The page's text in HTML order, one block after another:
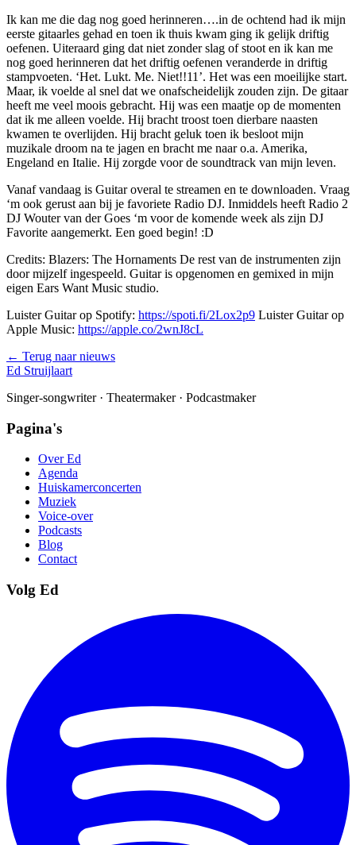
Ik kan me die dag nog goed herinneren….in de ochtend had ik mijn
eerste gitaarles gehad en toen ik thuis kwam ging ik gelijk driftig
oefenen. Uiteraard ging dat niet zonder slag of stoot en ik kan me
nog goed herinneren dat het driftig oefenen veranderde in driftig
stampvoeten. ‘Het. Lukt. Me. Niet!!11’. Het was een moeilijke start.
Maar, ik voelde al snel dat we onafscheidelijk zouden zijn. De gitaar
heeft me veel moois gebracht. Hij was een maatje op de momenten
dat ik me alleen voelde. Hij bracht troost toen dierbare naasten
kwamen te overlijden. Hij bracht geluk toen ik besloot mijn
muzikale droom na te jagen en bracht me naar o.a. Amerika,
Engeland en Italie. Hij zorgde voor de soundtrack van mijn leven.
Vanaf vandaag is Guitar overal te streamen en te downloaden. Vraag
‘m ook gerust aan bij je favoriete Radio DJ. Inmiddels heeft Radio 2
DJ Wouter van der Goes ‘m voor de komende week als zijn DJ
Favorite aangemerkt. Een goed begin! :D
Credits: Blazers: The Hornaments De rest van de instrumenten zijn
door mijzelf ingespeeld. Guitar is opgenomen en gemixed in mijn
eigen Ears Want Music studio.
Luister Guitar op Spotify: https://spoti.fi/2Lox2p9 Luister Guitar op
Apple Music: https://apple.co/2wnJ8cL
← Terug naar nieuws
Ed Struijlaart
Singer-songwriter · Theatermaker · Podcastmaker
Pagina's
Over Ed
Agenda
Huiskamerconcerten
Muziek
Voice-over
Podcasts
Blog
Contact
Volg Ed